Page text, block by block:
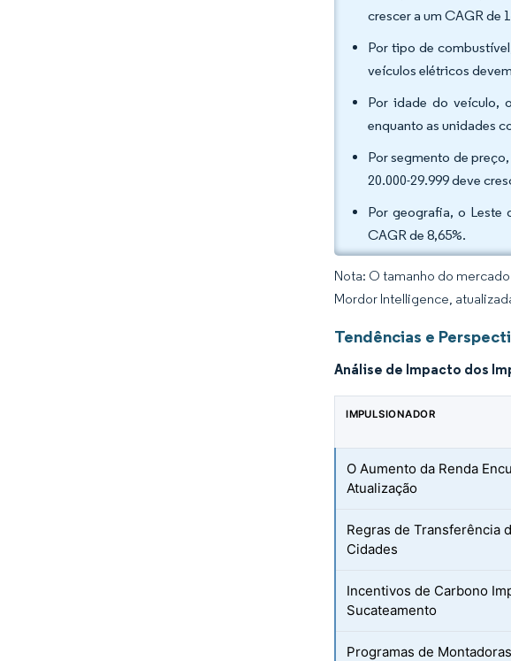
crescer a um CAGR de
Por tipo de
veículos elétricos
Por idade do veículo,
enquanto as unidades
Por segmento de
20.000-29.999 deve
Por geografia, o Leste
CAGR de 8,65%.
Nota: O tamanho do
Mordor Intelligence,
Tendências e
Análise de Impacto dos
IMPULSIONADOR
O Aumento da Renda
Atualização
Regras de Transferência
Cidades
Incentivos de Carbono
Sucateamento
Programas de